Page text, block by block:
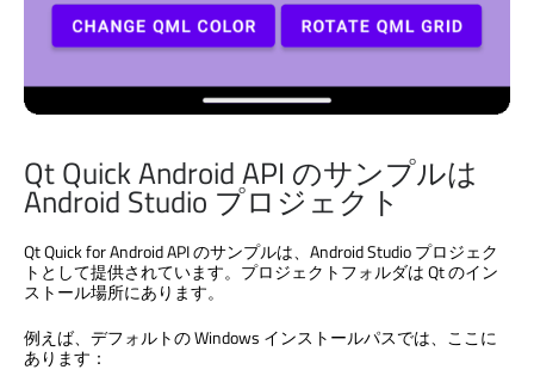
Qt QuickAndroid API のサンプルは
Android Studio プロジェクト
Qt Quickfor Android API のサンプルは、Android Studio プロジェク
トとして提供されています。プロジェクトフォルダは Qt のイン
ストール場所にあります。
例えば、デフォルトの Windows インストールパスでは、ここに
あります：